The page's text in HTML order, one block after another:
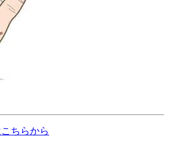
ちらから